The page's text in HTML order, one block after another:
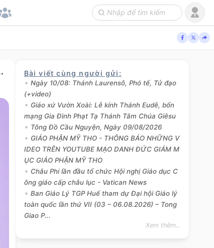
Bài viết cùng người gửi :
Ngày 10/08: Thánh Laurensô, Phó tế, Tử đạo
(+video)
Giáo xứ Vườn Xoài: Lễ kính Thánh Eudê, bổn
mạng Gia Đình Phạt Tạ Thánh Tâm Chúa Giêsu
Tông Đồ Cầu Nguyện, Ngày 09/08/2026
GIÁO PHẬN MỸ THO - THÔNG BÁO NHỮNG V
IDEO TRÊN YOUTUBE MẠO DANH ĐỨC GIÁM M
ỤC GIÁO PHẬN MỸ THO
Châu Phi lần đầu tổ chức Hội nghị Giáo dục C
ông giáo cấp châu lục - Vatican News
Ban Giáo Lý TGP Huế tham dự Đại hội Giáo lý
toàn quốc lần thứ VII (03 – 06.08.2026) – Tong
Giao P...
Xem thêm...